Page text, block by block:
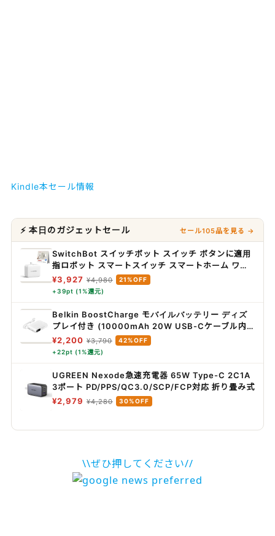
Kindle本セール情報
⚡ 本日のガジェットセール セール105品を見る →
SwitchBot スイッチボット スイッチ ボタンに適用
指ロボット スマートスイッチ スマートホーム ワイ
ヤレス タイマー スマホで遠隔操作 Alexa, Google
Home, Siri, IFTTTなどに対応(ハブ必要) ホワイト
¥3,927 ¥4,980
21%OFF
+39pt (1%還元)
Belkin BoostCharge モバイルバッテリー ディズ
プレイ付き (10000mAh 20W USB-Cケーブル内
蔵) 最大20W PD高速充電対応 PPS対応
iPhone&Androidスマホ対応 2台同時充電 PSE認証
軽量&コンパクト 機内持込可能 アウトドア/災害/緊
急用の便利グッズ メーカー保証2年 ホワイト
BPB027fqWH
¥2,200 ¥3,790
42%OFF
+22pt (1%還元)
UGREEN Nexode急速充電器 65W Type-C 2C1A
3ポート PD/PPS/QC3.0/SCP/FCP対応 折り畳み式
¥2,979 ¥4,280 30%OFF
\\ぜひ押してください//